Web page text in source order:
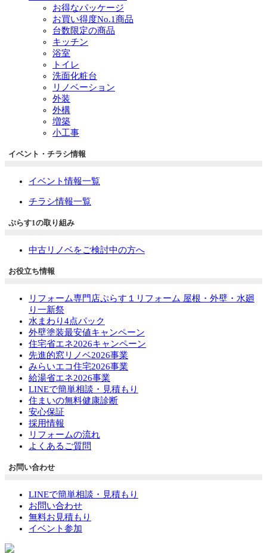
お得なパッケージ
お買い得度No.1商品
台数限定の商品
キッチン
浴室
トイレ
洗面化粧台
リノベーション
外装
外構
増築
小工事
イベント・チラシ情報
イベント情報一覧
チラシ情報一覧
ぷらす1の取り組み
中古リノベをご検討中の方へ
お役立ち情報
リフォーム専門店ぷらす１リフォーム 屋根・外壁・水廻
り一新祭
水まわり4点パック
外壁塗装最安値キャンペーン
住宅省エネ2026キャンペーン
先進的窓リノベ2026事業
みらいエコ住宅2026事業
給湯省エネ2026事業
LINEで簡単相談・見積もり
住まいの無料健康診断
安心保証
採用情報
リフォームの流れ
よくあるご質問
お問い合わせ
LINEで簡単相談・見積もり
お問い合わせ
無料お見積もり
イベント参加